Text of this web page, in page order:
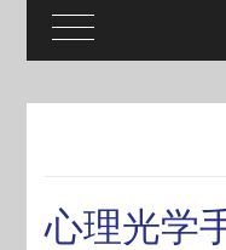
心理光学